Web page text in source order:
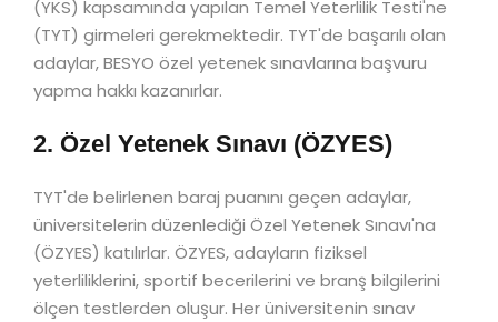
(YKS) kapsamında yapılan Temel Yeterlilik Testi'ne
(TYT) girmeleri gerekmektedir. TYT'de başarılı olan
adaylar, BESYO özel yetenek sınavlarına başvuru
yapma hakkı kazanırlar.
2. Özel Yetenek Sınavı (ÖZYES)
TYT'de belirlenen baraj puanını geçen adaylar,
üniversitelerin düzenlediği Özel Yetenek Sınavı'na
(ÖZYES) katılırlar. ÖZYES, adayların fiziksel
yeterliliklerini, sportif becerilerini ve branş bilgilerini
ölçen testlerden oluşur. Her üniversitenin sınav